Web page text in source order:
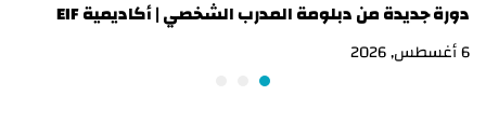
دورة جديدة من دبلومة المدرب الشخصي | أكاديمية EIF
6 أغسطس, 2026